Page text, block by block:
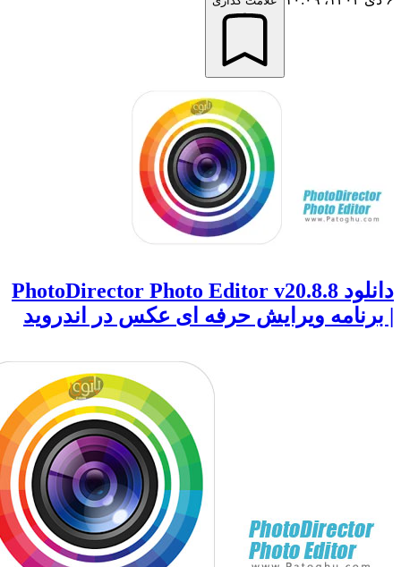
دانلود PhotoDirector Photo Editor v20.8.8
ویرایش حرفه ای عکس در اندروید